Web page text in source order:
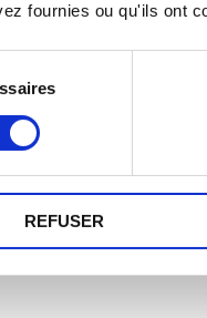
fournies ou qu'ils ont
REFUSER